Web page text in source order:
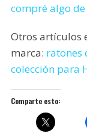
compré algo
Otros artículos
marca: ratones
colección para
Comparte esto: